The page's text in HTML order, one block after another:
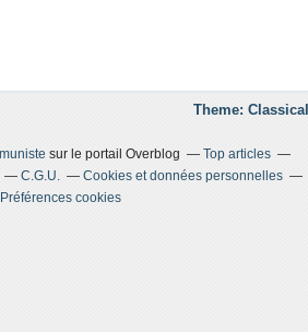
Theme:
sur le portail Overblog
Top articles
C.G.U.
Cookies et données personnelles
Préférences cookies